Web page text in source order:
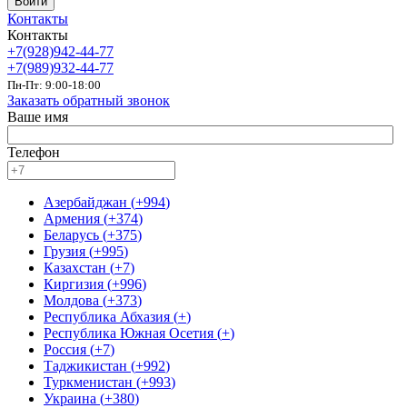
Контакты
Контакты
+7(928)942-44-77
+7(989)932-44-77
Пн-Пт: 9:00-18:00
Заказать обратный звонок
Ваше имя
Телефон
Азербайджан (+994)
Армения (+374)
Беларусь (+375)
Грузия (+995)
Казахстан (+7)
Киргизия (+996)
Молдова (+373)
Республика Абхазия (+)
Республика Южная Осетия (+)
Россия (+7)
Таджикистан (+992)
Туркменистан (+993)
Украина (+380)